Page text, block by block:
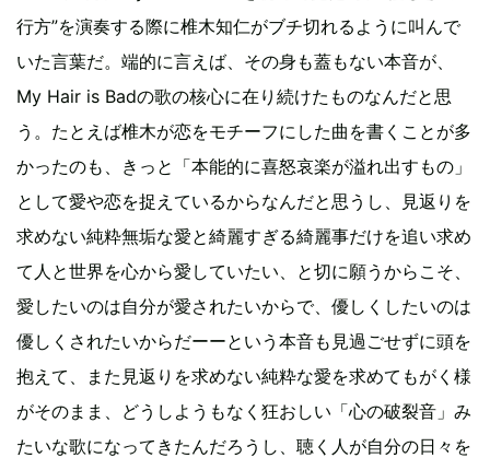
行方”を演奏する際に椎木知仁がブチ切れるように叫んで
いた言葉だ。端的に言えば、その身も蓋もない本音が、
My Hair is Badの歌の核心に在り続けたものなんだと思
う。たとえば椎木が恋をモチーフにした曲を書くことが多
かったのも、きっと「本能的に喜怒哀楽が溢れ出すもの」
として愛や恋を捉えているからなんだと思うし、見返りを
求めない純粋無垢な愛と綺麗すぎる綺麗事だけを追い求め
て人と世界を心から愛していたい、と切に願うからこそ、
愛したいのは自分が愛されたいからで、優しくしたいのは
優しくされたいからだーーという本音も見過ごせずに頭を
抱えて、また見返りを求めない純粋な愛を求めてもがく様
がそのまま、どうしようもなく狂おしい「心の破裂音」み
たいな歌になってきたんだろうし、聴く人が自分の日々を